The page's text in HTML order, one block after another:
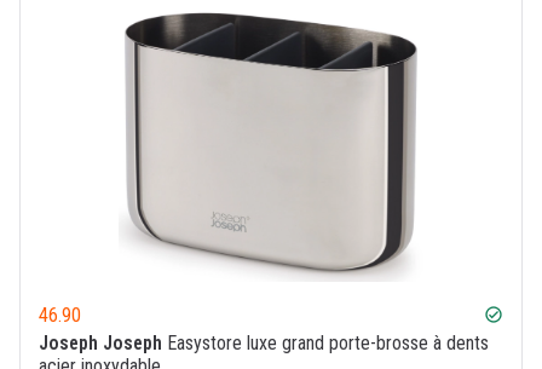
46.90 check_circle
Joseph Joseph Easystore luxe grand porte-brosse à dents